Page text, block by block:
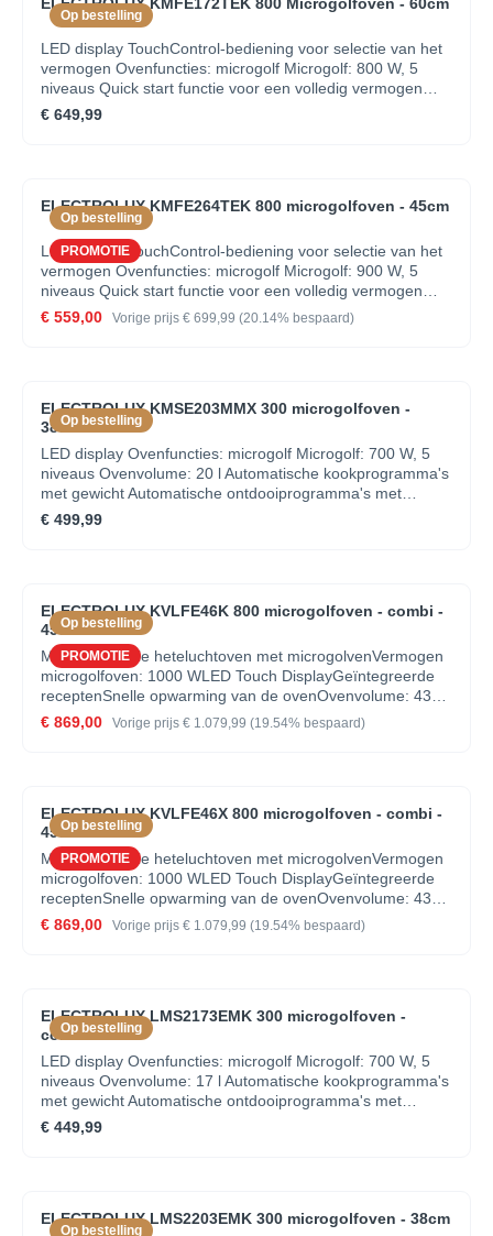
Deuropening mechanisme: elektronisch
Op bestelling
LED display TouchControl-bediening voor selectie van het
vermogen Ovenfuncties: microgolf Microgolf: 800 W, 5
niveaus Quick start functie voor een volledig vermogen
binnen 30 sec. Automatische kookprogramma's met
gewicht Automatische ontdooiprogramma's met gewicht
toestellen: kolomkast Deuropening mechanisme: Electronic
€ 649,99
Op bestelling
PROMOTIE
ELECTROLUX KMFE264TEK 800 microgolfoven - 45cm
LED display TouchControl-bediening voor selectie van het
vermogen Ovenfuncties: microgolf Microgolf: 900 W, 5
niveaus Quick start functie voor een volledig vermogen
binnen 30 sec. Automatische kookprogramma's met
gewicht Automatische ontdooiprogramma's met gewicht
toestellen: kolomkast Deuropening mechanisme: Electronic
€ 559,00 Vorige prijs € 699,99 (20.14% bespaard)
Op bestelling
ELECTROLUX KMSE203MMX 300 microgolfoven -
38cm
LED display Ovenfuncties: microgolf Microgolf: 700 W, 5
niveaus Ovenvolume: 20 l Automatische kookprogramma's
met gewicht Automatische ontdooiprogramma's met
gewicht Signaal bij einde kookcyclus Draaiplateau : 245
mm, glas Bedieningsknop voor selectie van het vermogen
€ 499,99
Op bestelling
PROMOTIE
ELECTROLUX KVLFE46K 800 microgolfoven - combi -
45cm
Multifunctionele heteluchtoven met microgolvenVermogen
microgolfoven: 1000 WLED Touch DisplayGeïntegreerde
receptenSnelle opwarming van de ovenOvenvolume: 43
literElektronische kinderbeveiligingVerzinkbare
bedieningsknoppenAutomatische ovenverlichting bij
Conventioneel met microgolf, Conventioneel(boven- &
onderwarmte), Ontdooifunctie met microgolf, Ingevroren
gerechten,Grill met microgolf, Grill, Microgolffunctie,
Pizzafunctie, Opwarmen metmicrogolf, Multi hetelucht,
Multi hetelucht met microgolf, Circulatiegrill,Circulatiegrill
AirFry bakplaat, optioneelaccessoireTemperatuur
ventilator bij openen deurDemo modeLengte elektrische
kabel: 1.5 mCompacte inbouwovenAantal bakniveaus:
2Restwarmte-indicatieRoosters inbegrepen: 1 Ovenrooster
€ 869,00 Vorige prijs € 1.079,99 (19.54% bespaard)
Op bestelling
PROMOTIE
ELECTROLUX KVLFE46X 800 microgolfoven - combi -
45cm
Multifunctionele heteluchtoven met microgolvenVermogen
microgolfoven: 1000 WLED Touch DisplayGeïntegreerde
receptenSnelle opwarming van de ovenOvenvolume: 43
literElektronische kinderbeveiligingVerzinkbare
bedieningsknoppenAutomatische ovenverlichting bij
Conventioneel met microgolf, Conventioneel(boven- &
onderwarmte), Ontdooifunctie met microgolf, Ingevroren
gerechten,Grill met microgolf, Grill, Microgolffunctie,
Pizzafunctie, Opwarmen metmicrogolf, Multi hetelucht,
Multi hetelucht met microgolf, Circulatiegrill,Circulatiegrill
AirFry bakplaat, optioneelaccessoireTemperatuur
ventilator bij openen deurDemo modeLengte elektrische
€ 869,00 Vorige prijs € 1.079,99 (19.54% bespaard)
Op bestelling
ELECTROLUX LMS2173EMK 300 microgolfoven -
combi - 38cm
LED display Ovenfuncties: microgolf Microgolf: 700 W, 5
niveaus Ovenvolume: 17 l Automatische kookprogramma's
met gewicht Automatische ontdooiprogramma's met
gewicht Signaal bij einde kookcyclus Draaiplateau : 245
mm, glas Bedieningsknop voor selectie van het vermogen
€ 449,99
Op bestelling
ELECTROLUX LMS2203EMK 300 microgolfoven - 38cm